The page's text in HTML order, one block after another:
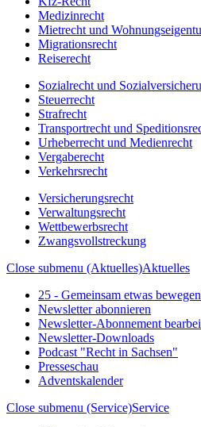
Medizinrecht
Mietrecht und
Migrationsrecht
Reiserecht
Sozialrecht und
Steuerrecht
Strafrecht
Transportrecht und
Urheberrecht und Medienrecht
Vergaberecht
Verkehrsrecht
Versicherungsrecht
Verwaltungsrecht
Wettbewerbsrecht
Zwangsvollstreckung
Close submenu (Aktuelles)Aktuelles
25 - Gemeinsam etwas
Newsletter abonnieren
Newsletter-Abonnement
Newsletter-Downloads
Podcast "Recht in Sachsen"
Presseschau
Adventskalender
Close submenu (Service)Service